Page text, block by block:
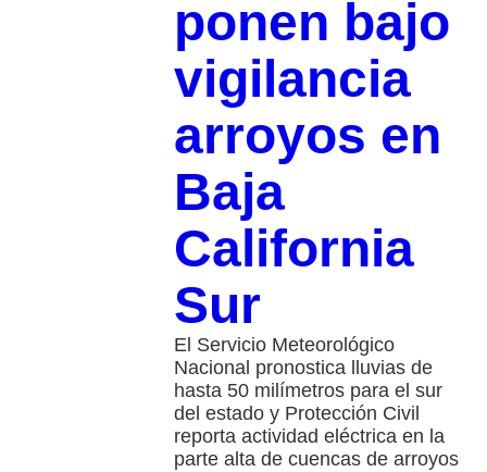
ponen bajo
vigilancia
arroyos en
Baja
California
Sur
El Servicio Meteorológico
Nacional pronostica lluvias de
hasta 50 milímetros para el sur
del estado y Protección Civil
reporta actividad eléctrica en la
parte alta de cuencas de arroyos